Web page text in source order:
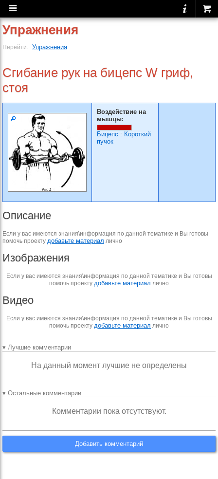
Упражнения
Перейти: Упражнения
Сгибание рук на бицепс W гриф,
стоя
Воздействие на
мышцы:
Бицепс : Короткий
пучок
Описание
Если у вас имеются знания\информация по данной тематике и Вы готовы
помочь проекту добавьте материал лично
Изображения
Если у вас имеются знания\информация по данной тематике и Вы готовы
помочь проекту добавьте материал лично
Видео
Если у вас имеются знания\информация по данной тематике и Вы готовы
помочь проекту добавьте материал лично
▾ Лучшие комментарии
На данный момент лучшие не определены
▾ Остальные комментарии
Комментарии пока отсутствуют.
Добавить комментарий